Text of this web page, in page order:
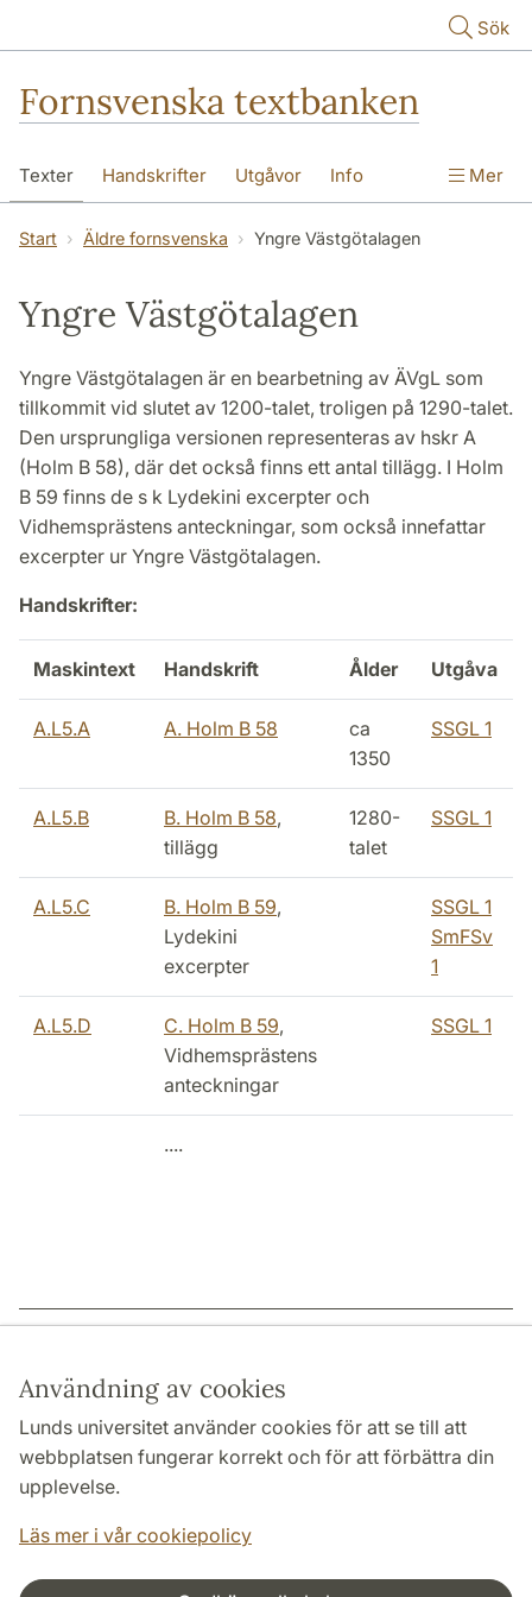
Användning av cookies
Lunds universitet använder cookies för att se till att
webbplatsen fungerar korrekt och för att förbättra din
upplevelse.
Läs mer i vår cookiepolicy
Sök
Fornsvenska textbanken
Texter Handskrifter Utgåvor Info Mer
Start Äldre fornsvenska Yngre Västgötalagen
Yngre Västgötalagen
Yngre Västgötalagen är en bearbetning av ÄVgL som
tillkommit vid slutet av 1200-talet, troligen på 1290-talet.
Den ursprungliga versionen representeras av hskr A
(Holm B 58), där det också finns ett antal tillägg. I Holm
B 59 finns de s k Lydekini excerpter och
Vidhemsprästens anteckningar, som också innefattar
excerpter ur Yngre Västgötalagen.
Handskrifter:
Maskintext Handskrift Ålder Utgåva
A.L5.A A. Holm B 58
ca
1350
SSGL 1
A.L5.B B. Holm B 58,
tillägg
1280-
talet
SSGL 1
A.L5.C B. Holm B 59,
Lydekini
excerpter
SSGL 1
SmFSv
1
A.L5.D C. Holm B 59,
Vidhemsprästens
anteckningar
SSGL 1
....
HUMANISTISKA OCH TEOLOGISKA FAKULTETERNA
INSTITUTIONER